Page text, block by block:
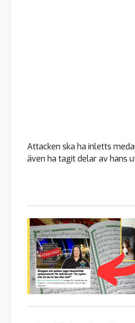
Attacken ska ha inletts
även ha tagit delar av hans